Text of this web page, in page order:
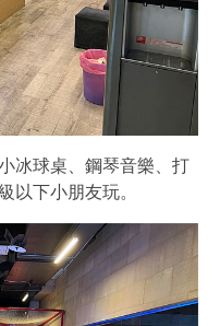
冰球桌、鋼琴音樂、打
以下小朋友玩。